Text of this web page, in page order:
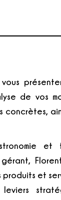
vous
de vos
concrètes,
produits et